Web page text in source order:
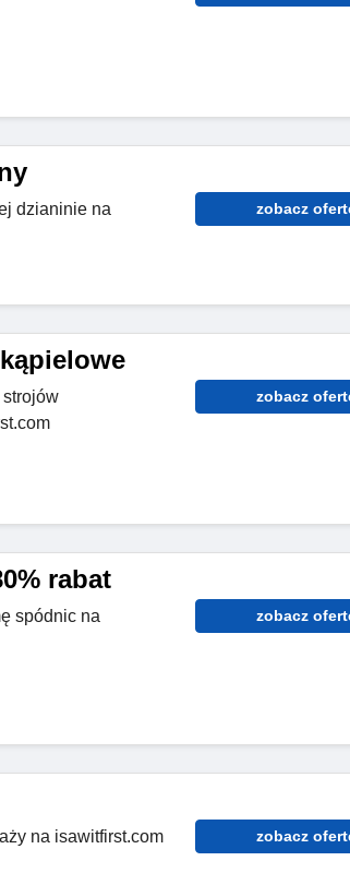
dzianinie na
zobacz
zobacz
rabat
spódnic na
zobacz
na isawitfirst.com zobacz